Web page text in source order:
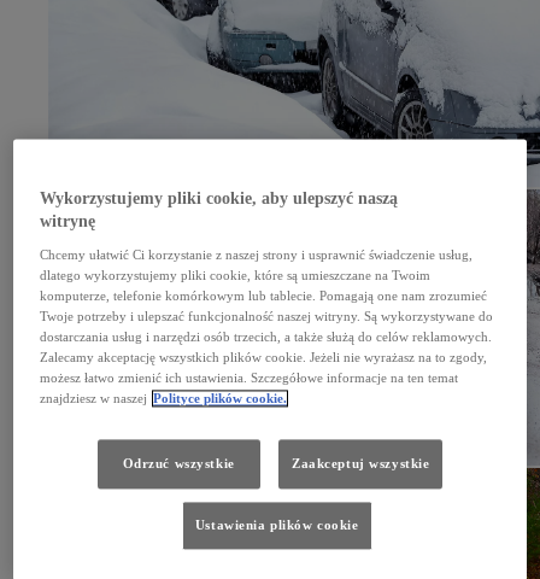
Wykorzystujemy pliki cookie, aby ulepszyć naszą
witrynę
Chcemy ułatwić Ci korzystanie z naszej strony i usprawnić świadczenie usług,
dlatego wykorzystujemy pliki cookie, które są umieszczane na Twoim
komputerze, telefonie komórkowym lub tablecie. Pomagają one nam zrozumieć
Twoje potrzeby i ulepszać funkcjonalność naszej witryny. Są wykorzystywane do
dostarczania usług i narzędzi osób trzecich, a także służą do celów reklamowych.
Zalecamy akceptację wszystkich plików cookie. Jeżeli nie wyrażasz na to zgody,
możesz łatwo zmienić ich ustawienia. Szczegółowe informacje na ten temat
znajdziesz w naszej Polityce plików cookie.
Odrzuć wszystkie Zaakceptuj wszystkie
Ustawienia plików cookie